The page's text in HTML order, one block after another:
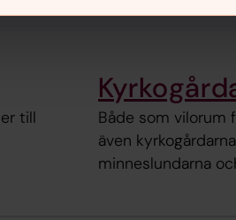
till
Både som vilorum
även
minneslundarna